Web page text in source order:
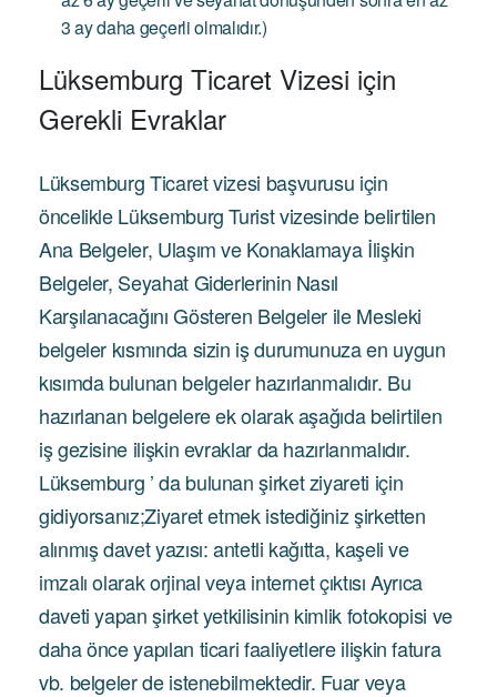
3 ay daha geçerli olmalıdır.)
Lüksemburg Ticaret Vizesi için
Gerekli Evraklar
Lüksemburg Ticaret vizesi başvurusu için
öncelikle Lüksemburg Turist vizesinde belirtilen
Ana Belgeler, Ulaşım ve Konaklamaya İlişkin
Belgeler, Seyahat Giderlerinin Nasıl
Karşılanacağını Gösteren Belgeler ile Mesleki
belgeler kısmında sizin iş durumunuza en uygun
kısımda bulunan belgeler hazırlanmalıdır. Bu
hazırlanan belgelere ek olarak aşağıda belirtilen
iş gezisine ilişkin evraklar da hazırlanmalıdır.
Lüksemburg ’ da bulunan şirket ziyareti için
gidiyorsanız;Ziyaret etmek istediğiniz şirketten
alınmış davet yazısı: antetli kağıtta, kaşeli ve
imzalı olarak orjinal veya internet çıktısı Ayrıca
daveti yapan şirket yetkilisinin kimlik fotokopisi ve
daha önce yapılan ticari faaliyetlere ilişkin fatura
vb. belgeler de istenebilmektedir. Fuar veya